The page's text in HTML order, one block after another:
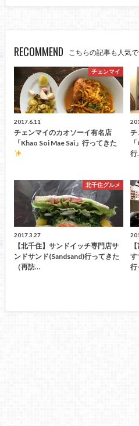
RECOMMEND こちらの記事も人気で
チェンマイ
2017.6.11
チェンマイのカオソーイ有名店
「Khao Soi Mae Sai」行ってきた
チ
北千住グルメ
2017.3.27
【北千住】サンドイッチ専門店サ
ンドサンド(sandsand)行ってきた
（再訪…
す
行